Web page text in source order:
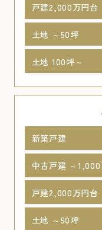
戸建2,000万円台
土地 ～50坪
土地 100坪～
新築戸建
中古戸建 ～1,000
戸建2,000万円台
土地 ～50坪